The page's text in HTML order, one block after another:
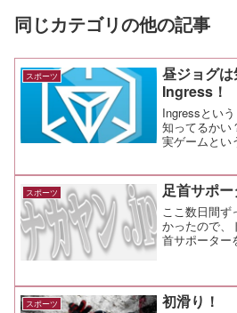
同じカテゴリの他の記事
スポーツ
昼ジョグ
Ingress！
Ingressとい
知ってるかい
実ゲームとい
世界にある
ト、特徴的
ルと呼ばれる
こを敵と味方
スポーツ 足首サポ
ここ数日間ず
かったので、
首サポータ
ど、なんだ
ってるんじゃ
ンでさっさと
スポーツ 初滑り！